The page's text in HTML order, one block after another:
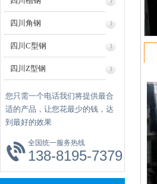
最新价格
【企业资讯】四川H型钢-成都H型钢-成
红鑫物资有限公司20221013报价
【企业资讯】四川钢轨：美酝酿刺激计划
济
【企业资讯】四川钢轨：淡水河谷官方
报与冠状病毒爆发有关的发展情况
【企业资讯】四川钢轨：唐山当地价格指
【新闻中心】四川钢轨：本周钢铁市场
跌空间
【企业资讯】成都市鑫红鑫年会观点
钢铁篇
四川角钢
四川C型钢
四川Z型钢
您只需一个电话我们将提供最合
适的产品，让您花最少的钱，达
到最好的效果
全国统一服务热线
138-8195-7379